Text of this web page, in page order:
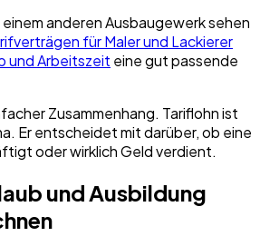
anderen Ausbaugewerk sehen
für Maler und Lackierer
und Arbeitszeit eine gut passende
Zusammenhang. Tariflohn ist
Er entscheidet mit darüber, ob eine
oder wirklich Geld verdient.
und Ausbildung